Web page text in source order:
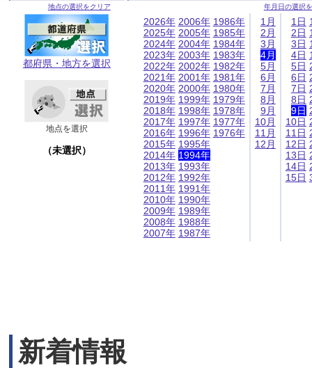
地点の選択をクリア
都府県・地方を選択
地点を選択
（未選択）
年月日の選択
2026年
2025年
2024年
2023年
2022年
2021年
2020年
2019年
2018年
2017年
2016年
2015年
2014年
2013年
2012年
2011年
2010年
2009年
2008年
2007年
2006年
2005年
2004年
2003年
2002年
2001年
2000年
1999年
1998年
1997年
1996年
1995年
1994年
1993年
1992年
1991年
1990年
1989年
1988年
1987年
1986年
1985年
1984年
1983年
1982年
1981年
1980年
1979年
1978年
1977年
1976年
1月
2月
3月
4月
5月
6月
7月
8月
9月
10月
11月
12月
1日
2日
3日
4日
5日
6日
7日
8日
9日
10日
11日
12日
13日
14日
15日
新着情報